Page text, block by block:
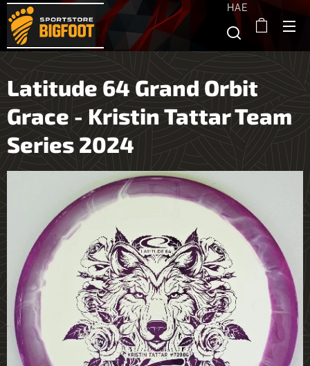
HAE
Latitude 64 Grand Orbit
Grace - Kristin Tattar Team
Series 2024